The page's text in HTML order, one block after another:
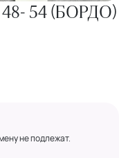
54 (БОРДО)
не подлежат.